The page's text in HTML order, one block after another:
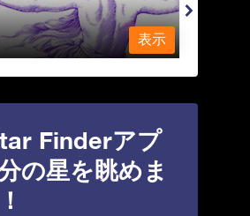
表示
Finderアプ
の星を眺めま